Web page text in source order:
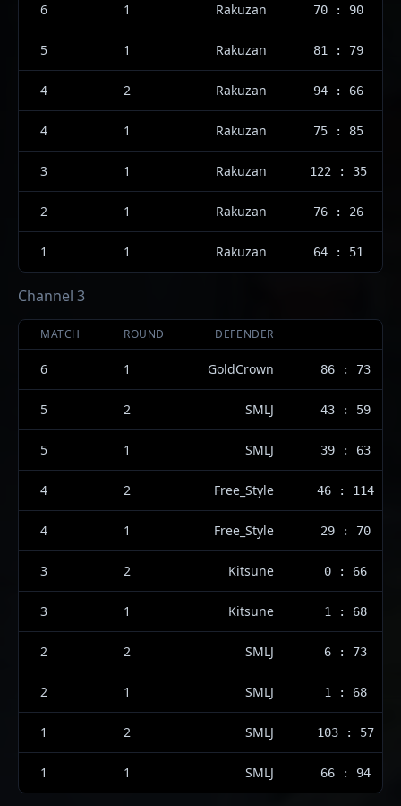
6 1 Rakuzan 70 : 90
5 1 Rakuzan 81 : 79
4 2 Rakuzan 94 : 66
4 1 Rakuzan 75 : 85
3 1 Rakuzan 122 : 35
2 1 Rakuzan 76 : 26
1 1 Rakuzan 64 : 51
Channel 3
MATCH ROUND DEFENDER
6 1 GoldCrown 86 : 73
5 2 SMLJ 43 : 59
5 1 SMLJ 39 : 63
4 2 Free_Style 46 : 114
4 1 Free_Style 29 : 70
3 2 Kitsune 0 : 66
3 1 Kitsune 1 : 68
2 2 SMLJ 6 : 73
2 1 SMLJ 1 : 68
1 2 SMLJ 103 : 57
1 1 SMLJ 66 : 94